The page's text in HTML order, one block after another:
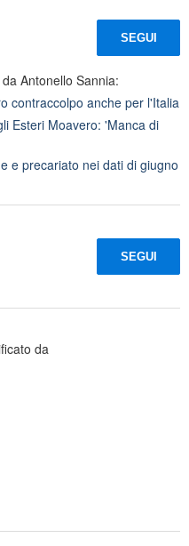
SEGUI
Antonello Sannia:
contraccolpo anche per l'Italia
Esteri Moavero: 'Manca di
e precariato nei dati di giugno
SEGUI
da